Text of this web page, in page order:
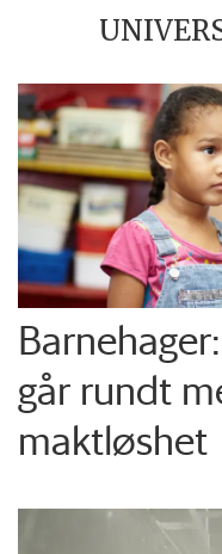
går rundt
maktløshet